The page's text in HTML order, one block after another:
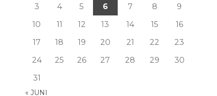
3
4 5 6 7 8
9
10
11 12 13 14 15
16
17
18 19 20 21 22
23
24
25 26 27 28 29
30
31
« JUNI